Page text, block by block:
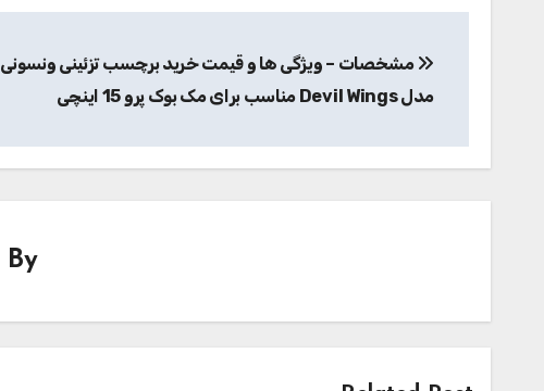
نوشتهمشخصات – ویژگی ها و قیمت خرید برچسب تزئینی ونسونی
مدل Devil Wings مناسب برای مک بوک پرو 15 اینچی
By